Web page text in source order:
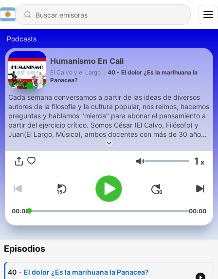
Podcasts
Humanismo En Cali
El Calvo y el Largo
40 - El dolor ¿Es la marihuana la
Panacea?
Cada semana conversamos a partir de las ideas de diversos
autores de la filosofía y la cultura popular, nos reímos, hacemos
preguntas y hablamos "mierda" para abonar el pensamiento a
partir del ejercicio crítico. Somos César (El Calvo, Filósofo) y
Juan(El Largo, Músico), ambos docentes con más de 30 años
de experiencia, apasionados y críticos de la educación, qué
más podemos decir... "...No somos eruditos, no somos sabios,
no del todo ignorantes, aunque es más lo que ignoramos, ya
Volumen 1 x
00:00 00:00
Episodios
40 - El dolor ¿Es la marihuana la Panacea?